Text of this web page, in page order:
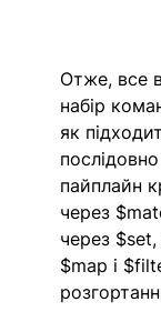
Отже, все
набір
як
пайплайн
через
через
$map і